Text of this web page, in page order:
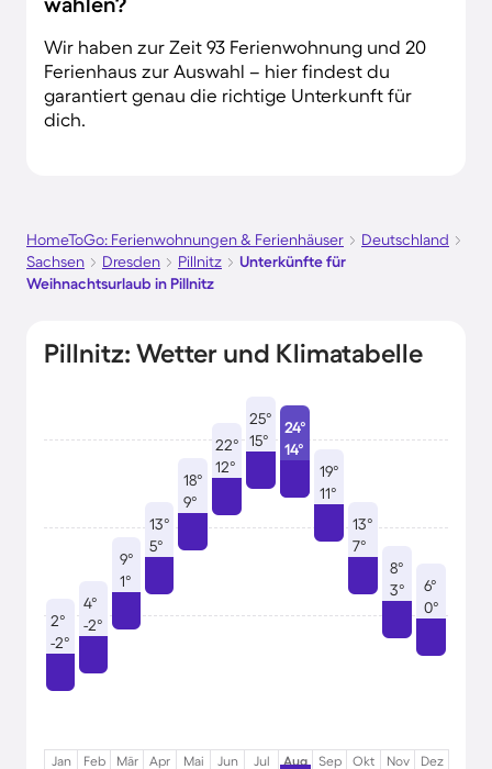
Wir haben zur Zeit 93 Ferienwohnung und 20
Ferienhaus zur Auswahl – hier findest du
garantiert genau die richtige Unterkunft für
dich.
HomeToGo: Ferienwohnungen & Ferienhäuser
Deutschland
Sachsen
Dresden Pillnitz
Unterkünfte für
Weihnachtsurlaub in Pillnitz
Pillnitz: Wetter und Klimatabelle
2°
-2°
4°
-2°
9°
1°
13°
5°
18°
9°
22°
12°
25°
15°
24°
14°
19°
11°
13°
7°
8°
3°
6°
0°
Jan Feb Mär Apr Mai Jun Jul Aug Sep Okt Nov Dez